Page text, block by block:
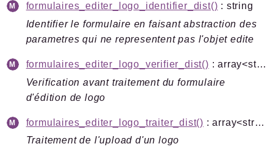
formulaires_editer_logo_identifier_dist() : string
Identifier le formulaire en faisant abstraction des
parametres qui ne representent pas l'objet edite
formulaires_editer_logo_verifier_dist()
: array<string|int, mixed>
Verification avant traitement du formulaire
d'édition de logo
formulaires_editer_logo_traiter_dist()
: array<string|int, mixed>
Traitement de l'upload d'un logo